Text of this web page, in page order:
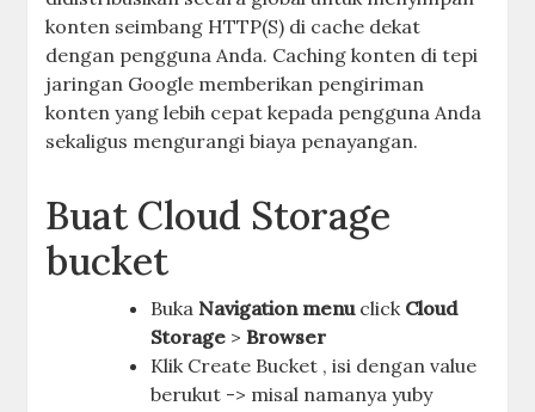
konten seimbang HTTP(S) di cache dekat
dengan pengguna Anda. Caching konten di tepi
jaringan Google memberikan pengiriman
konten yang lebih cepat kepada pengguna Anda
sekaligus mengurangi biaya penayangan.
Buat Cloud Storage
bucket
Buka Navigation menuclick Cloud
Storage >Browser
Klik Create Bucket , isi dengan value
berukut -> misal namanya yuby